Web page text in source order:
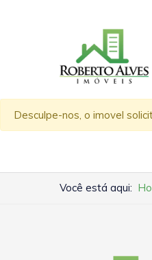
Desculpe-nos, o imovel
Você está aqui: